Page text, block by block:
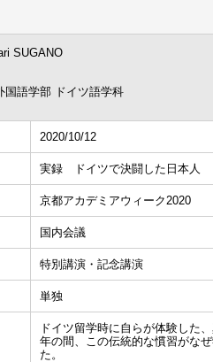
SUGANO
語学部 ドイツ語学科
2020/10/12
実録 ドイツで決闘した日本人
京都アカデミアウィーク2020
国内会議
特別講演・記念講演
単独
ドイツ留学時に自らが体験した
年の間、この伝統的な慣習がな
た。